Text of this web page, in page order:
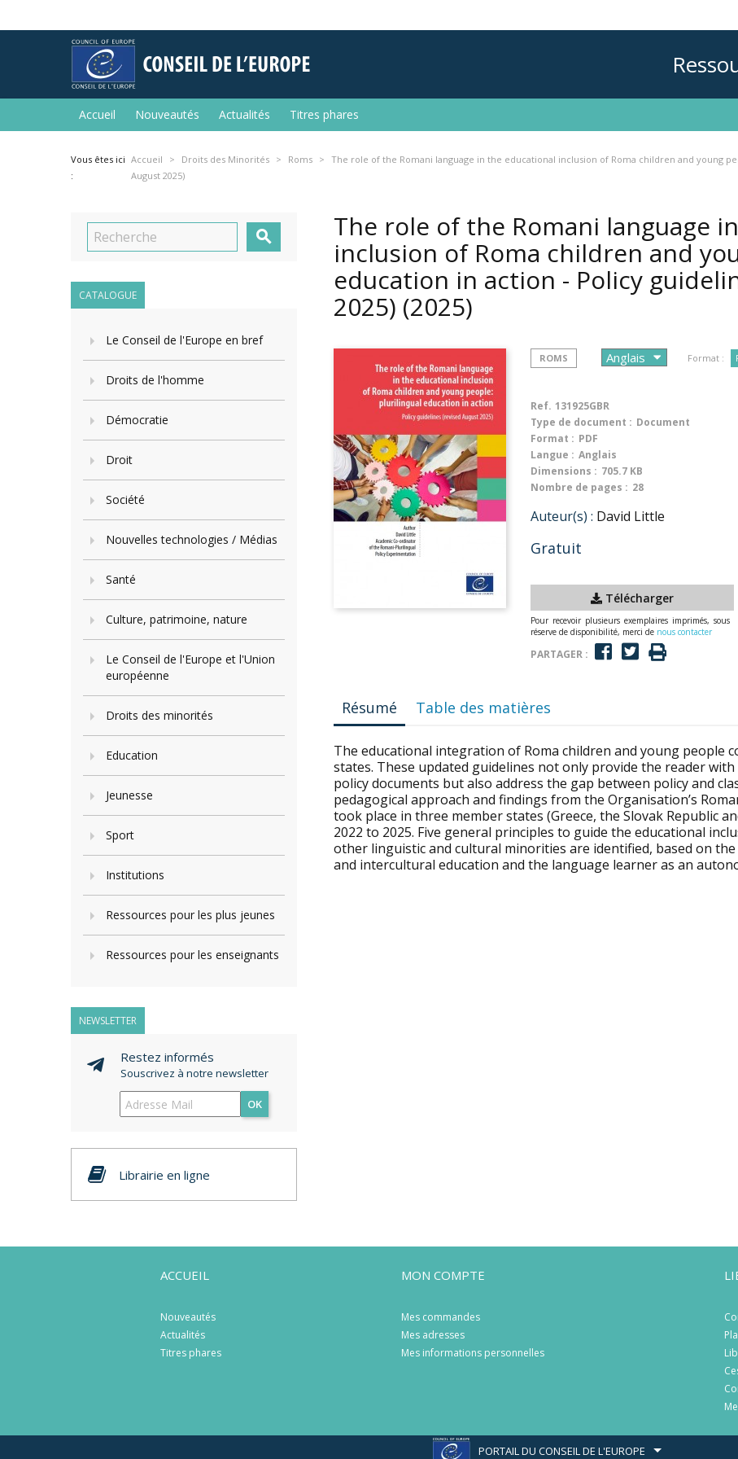
Accueil Nouveautés Actualités Titres phares
Vous êtes ici
:
Accueil Droits des Minorités Roms
The role of the Romani language in the educational inclusion of Roma children and young
August 2025)

CATALOGUE
Le Conseil de l'Europe en bref
Droits de l'homme
Démocratie
Droit
Société
Nouvelles technologies / Médias
Santé
Culture, patrimoine, nature
Le Conseil de l'Europe et l'Union
européenne
Droits des minorités
Education
Jeunesse
Sport
Institutions
Ressources pour les plus jeunes
Ressources pour les enseignants
NEWSLETTER
Restez informés
Souscrivez à notre newsletter
OK
Librairie en ligne
The role of the Romani language
inclusion of Roma children and
education in action - Policy
2025) (2025)
ROMS Format :
Ref. 131925GBR
Type de document : Document
Format : PDF
Langue : Anglais
Dimensions : 705.7 KB
Nombre de pages : 28
Auteur(s) : David Little
Gratuit
Télécharger
Pour recevoir plusieurs exemplaires imprimés, sous
réserve de disponibilité, merci de nous contacter
PARTAGER :
Résumé Table des matières
The educational integration of Roma children and young people
states. These updated guidelines not only provide the reader
policy documents but also address the gap between policy and
pedagogical approach and findings from the Organisation’s
took place in three member states (Greece, the Slovak Republic
2022 to 2025. Five general principles to guide the educational
other linguistic and cultural minorities are identified, based on
and intercultural education and the language learner as an
ACCUEIL
Nouveautés
Actualités
Titres phares
MON COMPTE
Mes commandes
Mes adresses
Mes informations personnelles
PORTAIL DU CONSEIL DE L'EUROPE